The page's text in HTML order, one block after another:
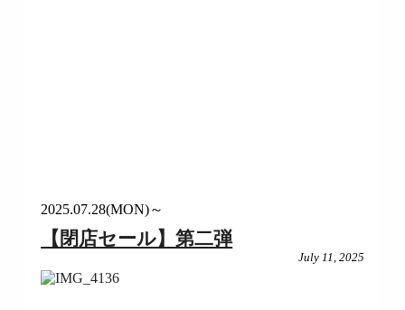
2025.07.28(MON)～
【閉店セール】第二弾
July 11, 2025